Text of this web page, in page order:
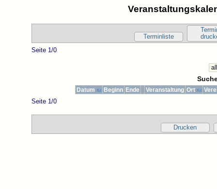
Terminliste
Seite 1/0
Datum Beginn Ende Veranstaltung Ort
Seite 1/0
Drucken